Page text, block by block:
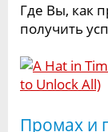
Где Вы, как
получить
Промах и